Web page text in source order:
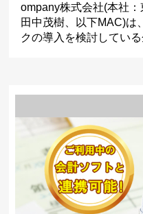
ompany株式会社(本社
田中茂樹、以下MAC)は
クの導入を検討してい